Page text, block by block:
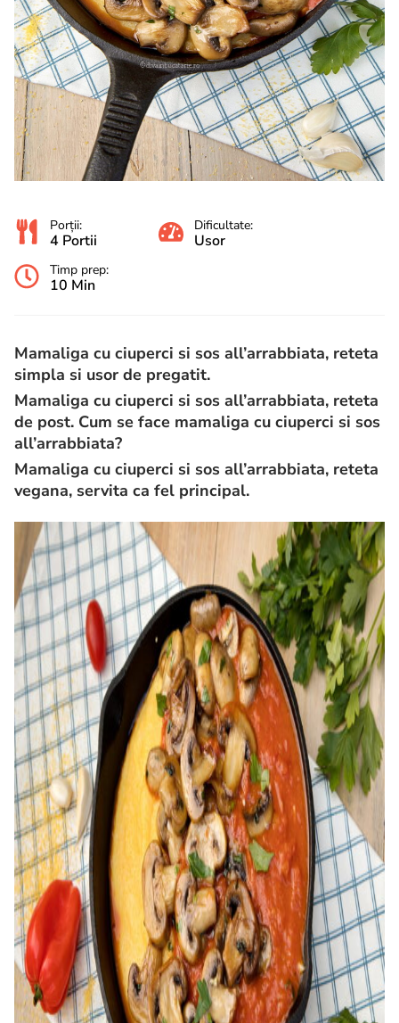
Porții:
4 Portii
Dificultate:
Usor
Timp prep:
10 Min
Mamaliga cu ciuperci si sos all’arrabbiata, reteta
simpla si usor de pregatit.
Mamaliga cu ciuperci si sos all’arrabbiata, reteta
de post. Cum se face mamaliga cu ciuperci si sos
all’arrabbiata?
Mamaliga cu ciuperci si sos all’arrabbiata, reteta
vegana, servita ca fel principal.